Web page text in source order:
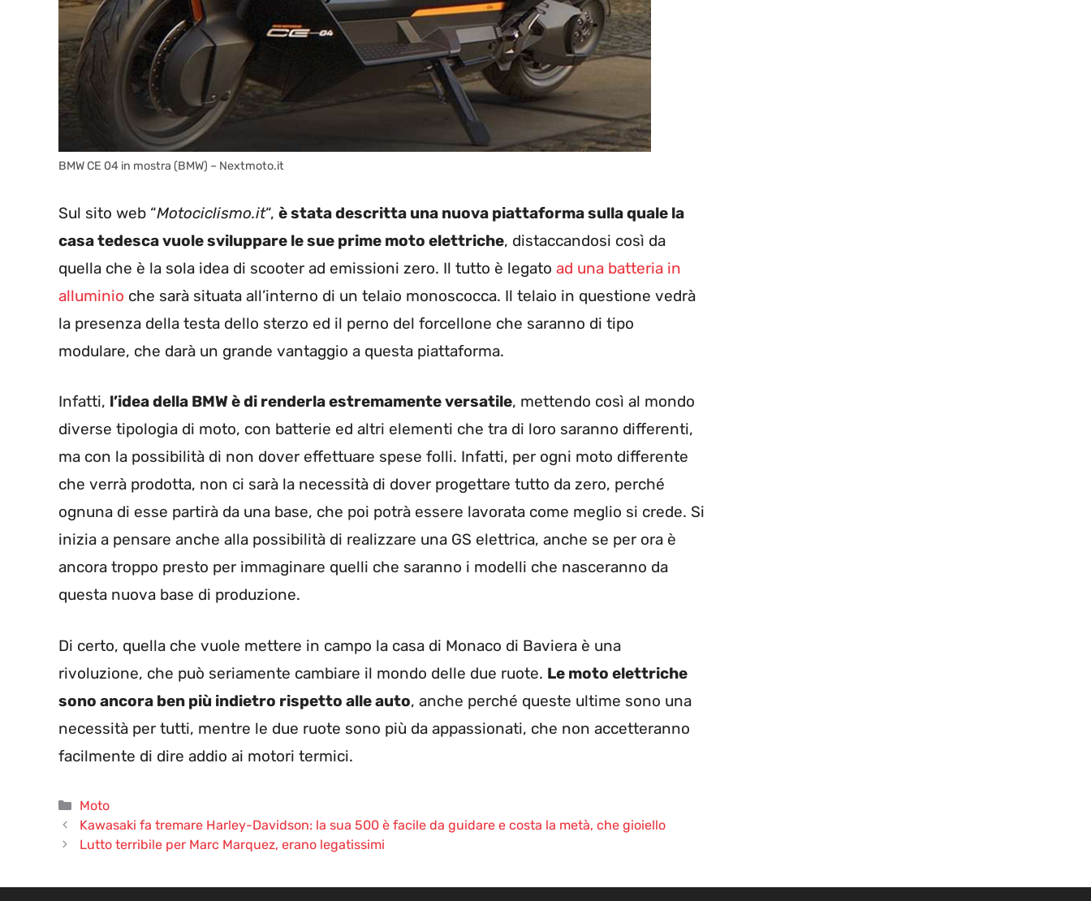
BMW CE 04 in mostra (BMW) – Nextmoto.it
Sul sito web “Motociclismo.it“, è stata descritta una nuova piattaforma sulla quale la
casa tedesca vuole sviluppare le sue prime moto elettriche, distaccandosi così da
quella che è la sola idea di scooter ad emissioni zero. Il tutto è legato ad una batteria in
alluminio che sarà situata all’interno di un telaio monoscocca. Il telaio in questione vedrà
la presenza della testa dello sterzo ed il perno del forcellone che saranno di tipo
modulare, che darà un grande vantaggio a questa piattaforma.
Infatti, l’idea della BMW è di renderla estremamente versatile, mettendo così al mondo
diverse tipologia di moto, con batterie ed altri elementi che tra di loro saranno differenti,
ma con la possibilità di non dover effettuare spese folli. Infatti, per ogni moto differente
che verrà prodotta, non ci sarà la necessità di dover progettare tutto da zero, perché
ognuna di esse partirà da una base, che poi potrà essere lavorata come meglio si crede. Si
inizia a pensare anche alla possibilità di realizzare una GS elettrica, anche se per ora è
ancora troppo presto per immaginare quelli che saranno i modelli che nasceranno da
questa nuova base di produzione.
Di certo, quella che vuole mettere in campo la casa di Monaco di Baviera è una
rivoluzione, che può seriamente cambiare il mondo delle due ruote. Le moto elettriche
sono ancora ben più indietro rispetto alle auto, anche perché queste ultime sono una
necessità per tutti, mentre le due ruote sono più da appassionati, che non accetteranno
facilmente di dire addio ai motori termici.
Categorie
Moto
Kawasaki fa tremare Harley-Davidson: la sua 500 è facile da guidare e costa la metà, che gioiello
Lutto terribile per Marc Marquez, erano legatissimi